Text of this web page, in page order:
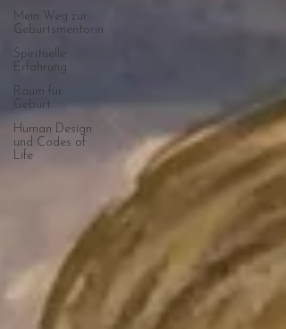
Mein Weg zur
Geburtsmentorin
Spirituelle
Erfahrung
Raum für
Geburt
Human Design
und Codes of
Life